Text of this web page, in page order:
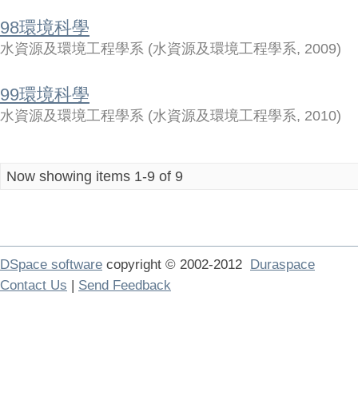
98環境科學
水資源及環境工程學系 (水資源及環境工程學系, 2009)
99環境科學
水資源及環境工程學系 (水資源及環境工程學系, 2010)
Now showing items 1-9 of 9
DSpace software copyright © 2002-2012 Duraspace
Contact Us | Send Feedback